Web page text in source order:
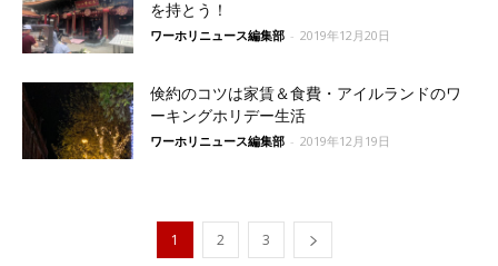
を持とう！
ワーホリニュース編集部 - 2019年12月20日
倹約のコツは家賃＆食費・アイルランドのワ
ーキングホリデー生活
ワーホリニュース編集部 - 2019年12月19日
1 2 3